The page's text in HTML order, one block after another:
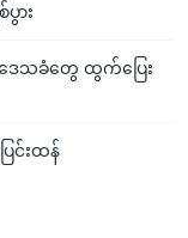
ား
ေသခံတွေ ထွက်ပြေး
င်းထန်